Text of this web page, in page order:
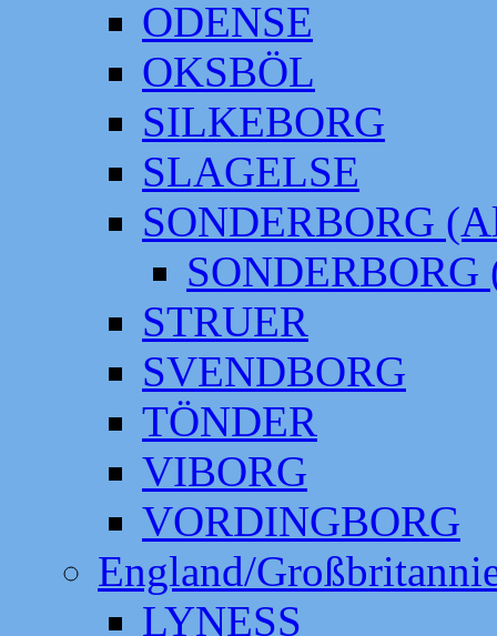
ODENSE
OKSBÖL
SILKEBORG
SLAGELSE
SONDERBORG
SONDERBORG
STRUER
SVENDBORG
TÖNDER
VIBORG
VORDINGBORG
England/
LYNESS